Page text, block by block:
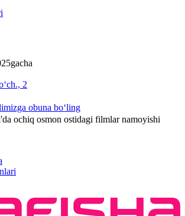
2
obuna bo‘ling
ochiq osmon ostidagi filmlar namoyishi